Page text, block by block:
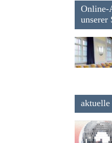
Online-
unserer
aktuelle